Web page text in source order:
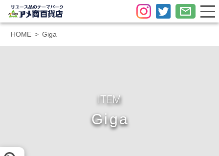
HOME Giga
ITEM
Giga